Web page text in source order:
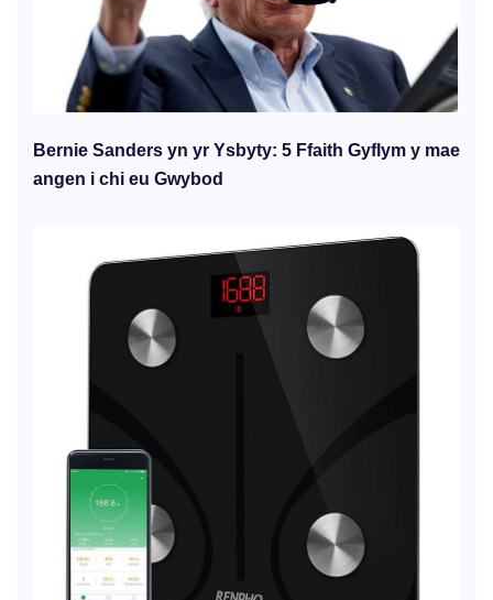
Bernie Sanders yn yr Ysbyty: 5 Ffaith Gyflym y mae
angen i chi eu Gwybod